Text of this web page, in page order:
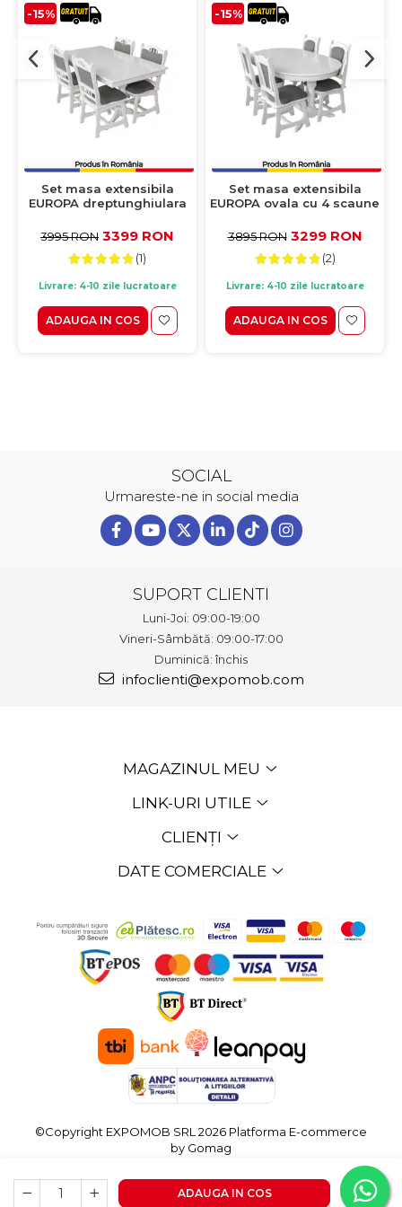
ADAUGA IN COS
-15%
Set masa extensibila
EUROPA dreptunghiulara
stofa gri, lemn masiv, alb,
3995 RON 3399 RON
(1)
Livrare: 4-10 zile lucratoare
ADAUGA IN COS
-15%
Set masa extensibila
EUROPA ovala cu 4 scaune
alb, 160/240x90x70 cm
3895 RON 3299 RON
(2)
Livrare: 4-10 zile lucratoare
ADAUGA IN COS
SOCIAL
Urmareste-ne in social media
SUPORT CLIENTI
Luni-Joi: 09:00-19:00
Vineri-Sâmbătă: 09:00-17:00
Duminică: închis
infoclienti@expomob.com
MAGAZINUL MEU
LINK-URI UTILE
CLIENȚI
DATE COMERCIALE
©Copyright EXPOMOB SRL 2026 Platforma E-commerce
by Gomag